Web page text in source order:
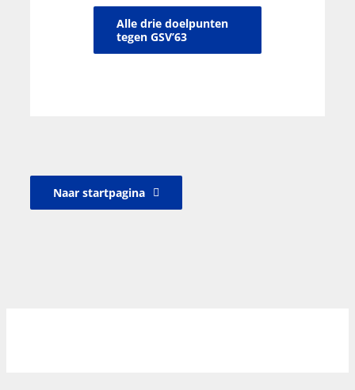
Alle drie doelpunten
tegen GSV’63
Naar startpagina